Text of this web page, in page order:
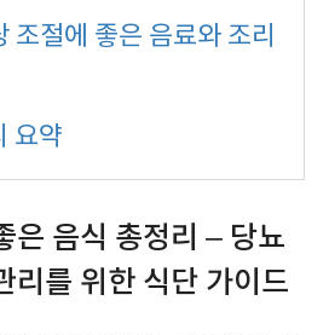
조절에 좋은 음료와 조리
요약
은 음식 총정리 – 당뇨
리를 위한 식단 가이드